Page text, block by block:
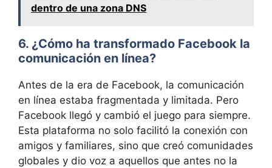
dentro de una zona DNS
6. ¿Cómo ha transformado Facebook la
comunicación en línea?
Antes de la era de Facebook, la comunicación
en línea estaba fragmentada y limitada. Pero
Facebook llegó y cambió el juego para siempre.
Esta plataforma no solo facilitó la conexión con
amigos y familiares, sino que creó comunidades
globales y dio voz a aquellos que antes no la